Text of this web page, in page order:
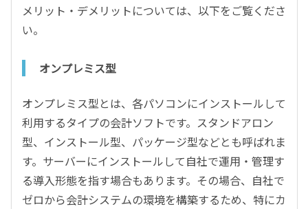
メリット・デメリットについては、以下をご覧くださ
い。
オンプレミス型
オンプレミス型とは、各パソコンにインストールして
利用するタイプの会計ソフトです。スタンドアロン
型、インストール型、パッケージ型などとも呼ばれま
す。サーバーにインストールして自社で運用・管理す
る導入形態を指す場合もあります。その場合、自社で
ゼロから会計システムの環境を構築するため、特にカ